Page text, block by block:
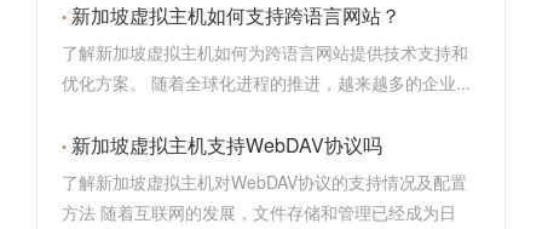
新加坡虚拟主机如何支持跨语言网站？
了解新加坡虚拟主机如何为跨语言网站提供技术支持和
优化方案。 随着全球化进程的推进，越来越多的企业...
新加坡虚拟主机支持WebDAV协议吗
了解新加坡虚拟主机对WebDAV协议的支持情况及配置
方法 随着互联网的发展，文件存储和管理已经成为日